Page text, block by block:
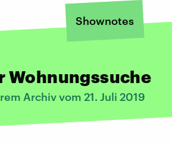
Shownotes
Wohnungssuche
Archiv vom 21. Juli 2019